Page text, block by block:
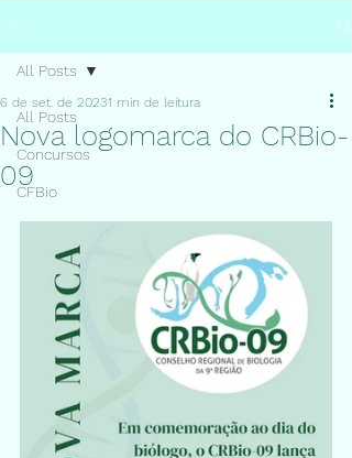
All Posts
Concursos
CFBio
All Posts
Nova logomarca do CRBio-
09
6 de set. de 20231 min de leitura